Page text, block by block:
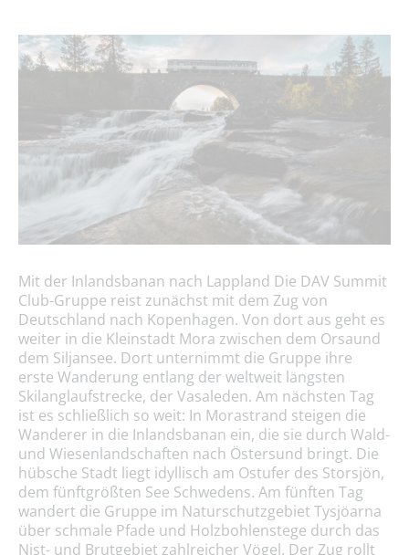
Mit der Inlandsbanan nach Lappland Die DAV Summit
Club-Gruppe reist zunächst mit dem Zug von
Deutschland nach Kopenhagen. Von dort aus geht es
weiter in die Kleinstadt Mora zwischen dem Orsaund
dem Siljansee. Dort unternimmt die Gruppe ihre
erste Wanderung entlang der weltweit längsten
Skilanglaufstrecke, der Vasaleden. Am nächsten Tag
ist es schließlich so weit: In Morastrand steigen die
Wanderer in die Inlandsbanan ein, die sie durch Wald-
und Wiesenlandschaften nach Östersund bringt. Die
hübsche Stadt liegt idyllisch am Ostufer des Storsjön,
dem fünftgrößten See Schwedens. Am fünften Tag
wandert die Gruppe im Naturschutzgebiet Tysjöarna
über schmale Pfade und Holzbohlenstege durch das
Nist- und Brutgebiet zahlreicher Vögel. Der Zug rollt